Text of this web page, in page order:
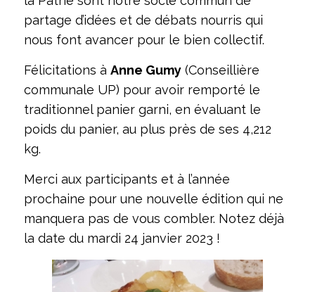
partage d’idées et de débats nourris qui
nous font avancer pour le bien collectif.
Félicitations à Anne Gumy(Conseillière
communale UP) pour avoir remporté le
traditionnel panier garni, en évaluant le
poids du panier, au plus près de ses 4,212
kg.
Merci aux participants et à l’année
prochaine pour une nouvelle édition qui ne
manquera pas de vous combler. Notez déjà
la date du mardi 24 janvier 2023 !